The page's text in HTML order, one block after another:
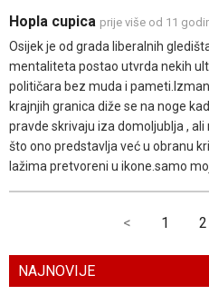
Hopla cupica prije više od 11
Osijek je od grada liberalnih
mentaliteta postao utvrda nekih
političara bez muda i
krajnjih granica diže se na noge
pravde skrivaju iza domoljublja ,
što ono predstavlja već u obranu
lažima pretvoreni u ikone.samo
< 1 2
NAJNOVIJE